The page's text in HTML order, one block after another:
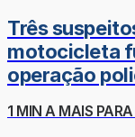
Três
motocicleta
operação
1 MIN A MAIS